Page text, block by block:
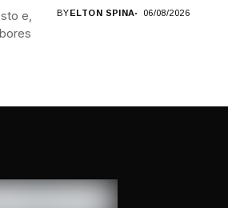
e,
BYELTON SPINA 06/08/2026